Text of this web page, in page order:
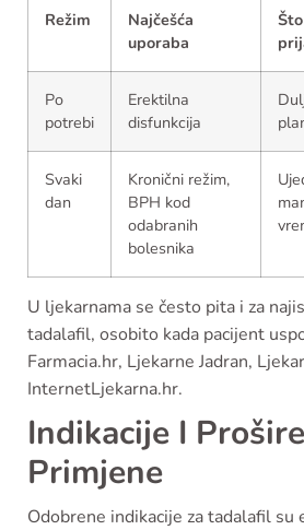
Režim
Najčešća
uporaba
Po
potrebi
Erektilna
disfunkcija
Svaki
dan
Kronični režim,
BPH kod
odabranih
bolesnika
U ljekarnama se često pita i za
tadalafil, osobito kada pacijent
Farmacia.hr, Ljekarne Jadran,
InternetLjekarna.hr.
Indikacije I
Primjene
Odobrene indikacije za tadalafil su